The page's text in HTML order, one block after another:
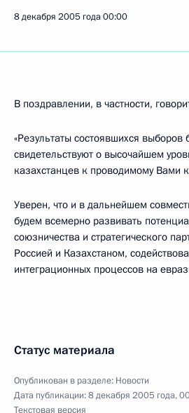
8 декабря 2005 года00:00
В поздравлении, в частности,
«Результаты состоявшихся выборов
свидетельствуют о высочайшем
казахстанцев к проводимому Вами
Уверен, что и в дальнейшем
будем всемерно развивать
союзничества и стратегического
Россией и Казахстаном,
интеграционных процессов на
Статус материала
Опубликован в разделе: Новости
Дата публикации:8 декабря 2005 года,
Текстовая версия